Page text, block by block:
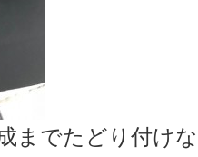
までたどり付け